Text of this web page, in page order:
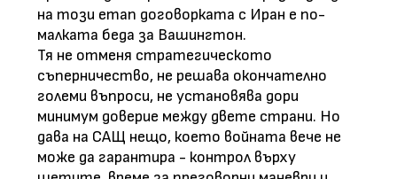
на този етап договорката с Иран е по-
малката беда за Вашингтон.
Тя не отменя стратегическото
съперничество, не решава окончателно
големи въпроси, не установява дори
минимум доверие между двете страни. Но
дава на САЩ нещо, което войната вече не
може да гарантира - контрол върху